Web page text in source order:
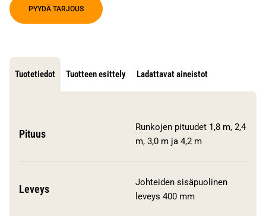
PYYDÄ TARJOUS
Tuotetiedot Tuotteen esittely Ladattavat aineistot
Pituus
Runkojen pituudet 1,8 m, 2,4
m, 3,0 m ja 4,2 m
Leveys
Johteiden sisäpuolinen
leveys 400 mm